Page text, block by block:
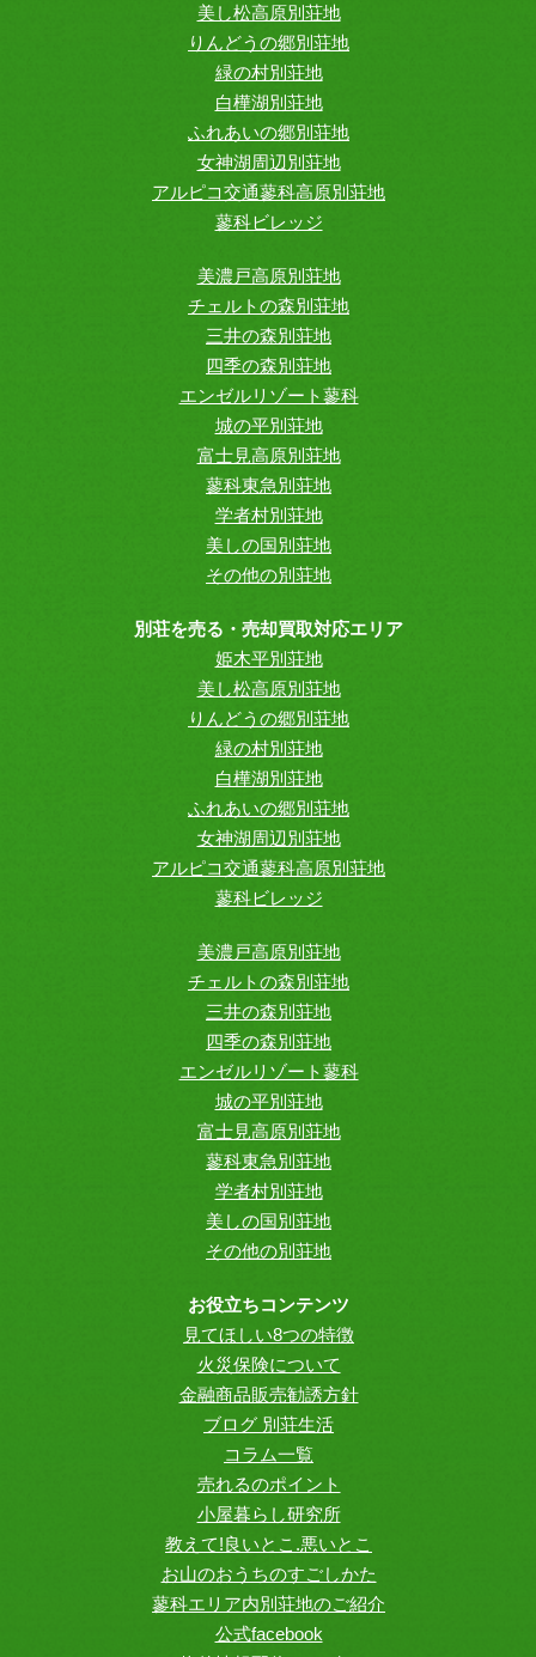
美し松高原別荘地
りんどうの郷別荘地
緑の村別荘地
白樺湖別荘地
ふれあいの郷別荘地
女神湖周辺別荘地
アルピコ交通蓼科高原別荘地
蓼科ビレッジ
美濃戸高原別荘地
チェルトの森別荘地
三井の森別荘地
四季の森別荘地
エンゼルリゾート蓼科
城の平別荘地
富士見高原別荘地
蓼科東急別荘地
学者村別荘地
美しの国別荘地
その他の別荘地
別荘を売る・売却買取対応エリア
姫木平別荘地
美し松高原別荘地
りんどうの郷別荘地
緑の村別荘地
白樺湖別荘地
ふれあいの郷別荘地
女神湖周辺別荘地
アルピコ交通蓼科高原別荘地
蓼科ビレッジ
美濃戸高原別荘地
チェルトの森別荘地
三井の森別荘地
四季の森別荘地
エンゼルリゾート蓼科
城の平別荘地
富士見高原別荘地
蓼科東急別荘地
学者村別荘地
美しの国別荘地
その他の別荘地
お役立ちコンテンツ
見てほしい8つの特徴
火災保険について
金融商品販売勧誘方針
ブログ 別荘生活
コラム一覧
売れるのポイント
小屋暮らし研究所
教えて!良いとこ.悪いとこ
お山のおうちのすごしかた
蓼科エリア内別荘地のご紹介
公式facebook